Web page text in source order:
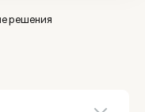
решения